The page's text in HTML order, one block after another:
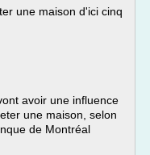
une maison d'ici cinq
avoir une influence
une maison, selon
de Montréal